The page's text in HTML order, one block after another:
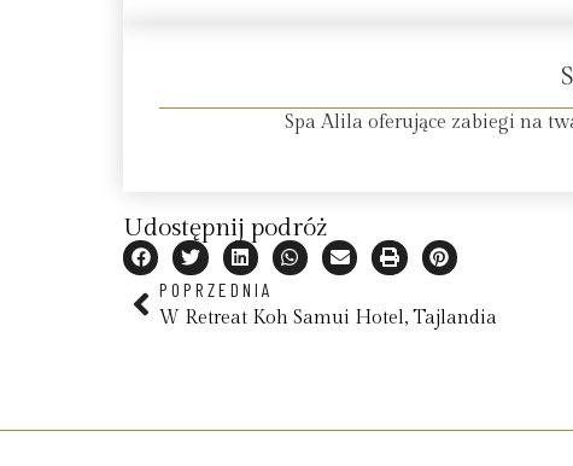
Spa Alila oferujące zabiegi na
Udostępnij podróż
POPRZEDNIA
W Retreat Koh Samui Hotel, Tajlandia